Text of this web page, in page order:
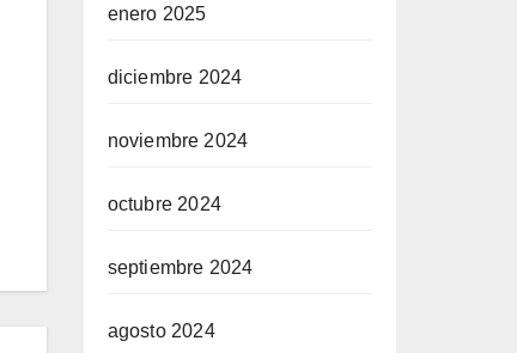
enero 2025
diciembre 2024
noviembre 2024
octubre 2024
septiembre 2024
agosto 2024